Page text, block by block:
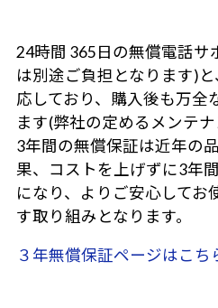
24時間 365日の無償電話サ
は別途ご負担となります)
応しており、購入後も万全
ます(弊社の定めるメンテナ
3年間の無償保証は近年の
果、コストを上げずに3年
になり、よりご安心してお
す取り組みとなります。
３年無償保証ページはこち